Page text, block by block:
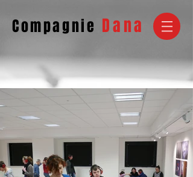
Compagnie Dana